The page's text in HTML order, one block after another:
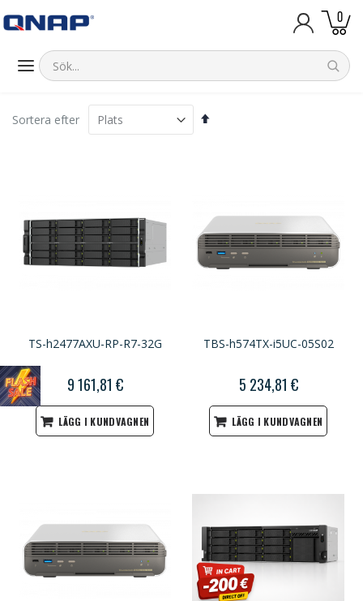
0
Sortera efter
Sätt
TS-h2477AXU-RP-R7-32G
9 161,81 €
LÄGG I KUNDVAGNEN
TBS-h574TX-i5UC-05S02
5 234,81 €
LÄGG I KUNDVAGNEN